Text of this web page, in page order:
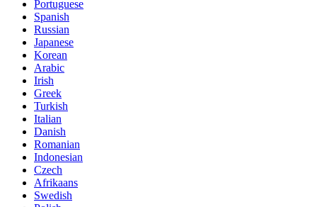
Portuguese
Spanish
Russian
Japanese
Korean
Arabic
Irish
Greek
Turkish
Italian
Danish
Romanian
Indonesian
Czech
Afrikaans
Swedish